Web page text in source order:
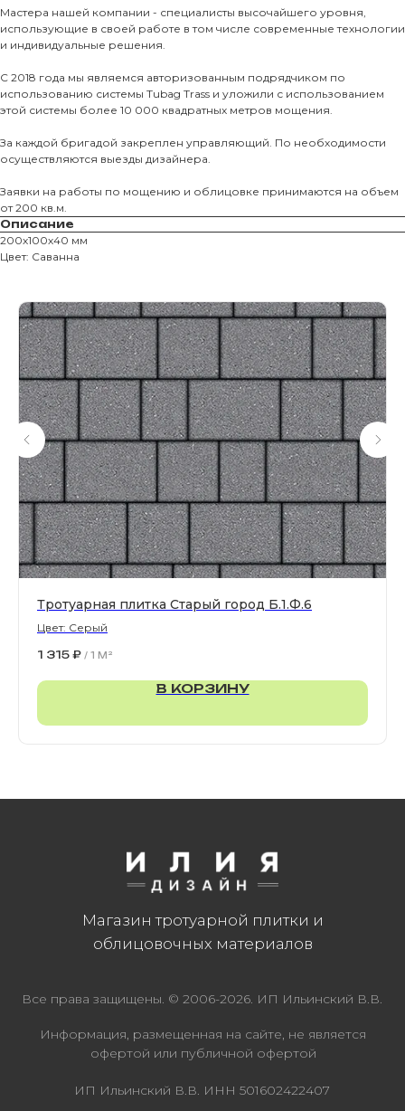
Мастера нашей компании - специалисты высочайшего уровня,
использующие в своей работе в том числе современные технологии
и индивидуальные решения.
С 2018 года мы являемся авторизованным подрядчиком по
использованию системы Tubag Trass и уложили с использованием
этой системы более 10 000 квадратных метров мощения.
За каждой бригадой закреплен управляющий. По необходимости
осуществляются выезды дизайнера.
Заявки на работы по мощению и облицовке принимаются на объем
от 200 кв.м.
Описание
200х100х40 мм
Цвет: Саванна
Тротуарная плитка Старый город Б.1.Ф.6
Цвет: Серый
1 315 ₽ / 1 M²
В КОРЗИНУ
ИП Ильинский В.В. ИНН 501602422407
Информация, размещенная на сайте, не является
офертой или публичной офертой
Все права защищены. © 2006-2026. ИП Ильинский В.В.
ПОМОЩЬ
Правила обработки персональных данных
Политика конфиденциальности
Навесы,
Ступени и